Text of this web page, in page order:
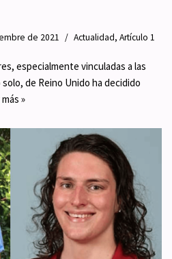
de 2021 Actualidad, Artículo 1
especialmente vinculadas a las
de Reino Unido ha decidido
»